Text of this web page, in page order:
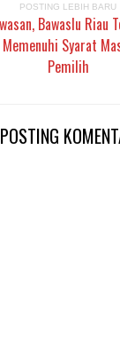
POSTING LEBIH BARU
Bawaslu Riau
Syarat
Pemilih
POSTING